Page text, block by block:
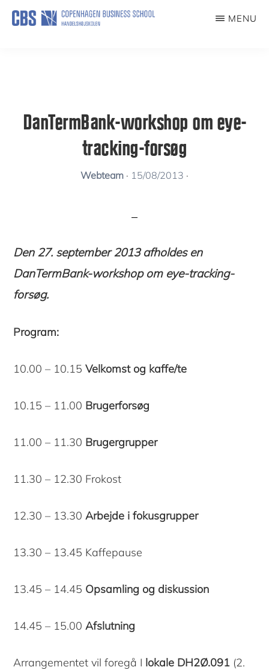
Skip
MENU
DanTermBank-workshop om eye-
tracking-forsøg
Webteam · 15/08/2013 ·
Den 27. september 2013 afholdes en
DanTermBank-workshop om eye-tracking-
forsøg.
Program:
10.00 – 10.15Velkomst og kaffe/te
10.15 – 11.00 Brugerforsøg
11.00 – 11.30 Brugergrupper
11.30 – 12.30 Frokost
12.30 – 13.30Arbejde i fokusgrupper
13.30 – 13.45 Kaffepause
13.45 – 14.45 Opsamling og diskussion
14.45 – 15.00Afslutning
Arrangementet vil foregå I lokale DH2Ø.091 (2.